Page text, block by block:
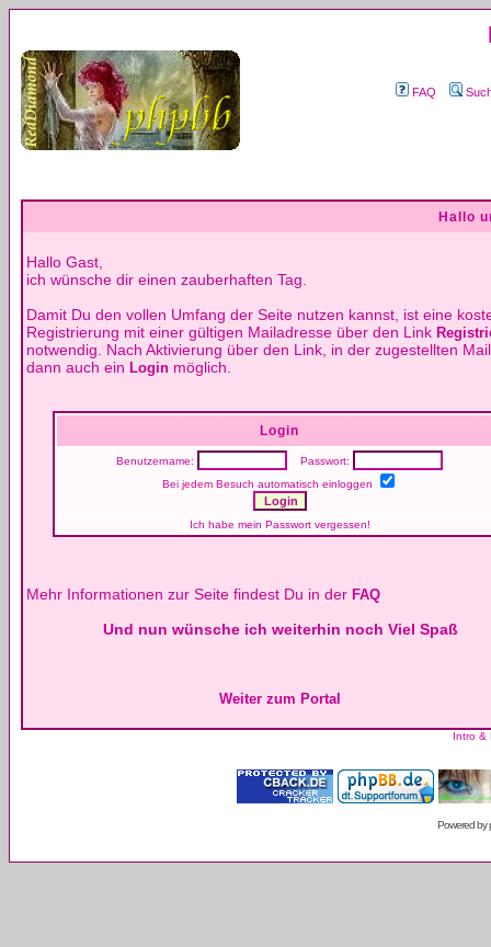
FAQ
Hallo
Hallo Gast,
ich wünsche dir einen zauberhaften Tag.
Damit Du den vollen Umfang der Seite nutzen kannst, ist eine
Registrierung mit einer gültigen Mailadresse über den Link
notwendig. Nach Aktivierung über den Link, in der zugestellten
dann auch ein Login möglich.
Login
Benutzername:
Passwort:
Bei jedem Besuch automatisch einloggen
Ich habe mein Passwort vergessen!
Mehr Informationen zur Seite findest Du in der FAQ
Und nun wünsche ich weiterhin noch Viel Spaß
Weiter zum Portal
Intro &
Powered by